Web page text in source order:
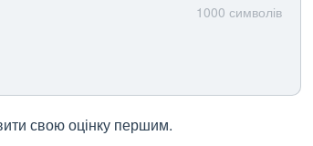
1000 символів
свою оцінку першим.